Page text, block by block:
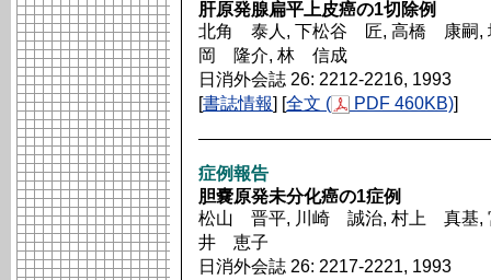
肝原発腺扁平上皮癌の1切除例
北角 泰人, 下松谷 匠, 高橋 康嗣,
岡 隆介, 林 信成
日消外会誌 26: 2212-2216, 1993
[書誌情報] [全文 ( PDF 460KB)]
症例報告
胆嚢原発未分化癌の1症例
松山 晋平, 川崎 誠治, 村上 真基
井 恵子
日消外会誌 26: 2217-2221, 1993